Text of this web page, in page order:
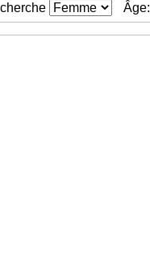
Âge: